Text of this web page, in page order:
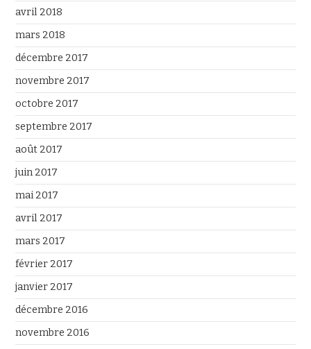
avril 2018
mars 2018
décembre 2017
novembre 2017
octobre 2017
septembre 2017
août 2017
juin 2017
mai 2017
avril 2017
mars 2017
février 2017
janvier 2017
décembre 2016
novembre 2016